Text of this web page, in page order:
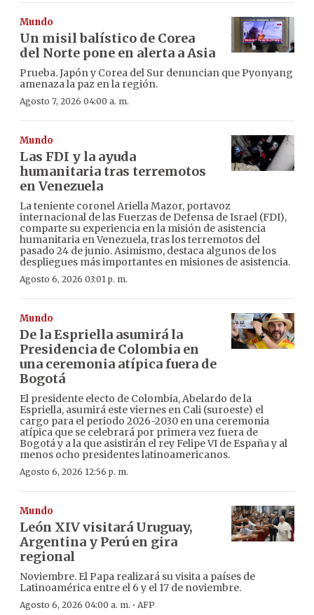
Mundo
Un misil balístico de Corea
del Norte pone en alerta a Asia
Prueba. Japón y Corea del Sur denuncian que Pyonyang
amenaza la paz en la región.
Agosto 7, 2026 04:00 a. m.
Mundo
Las FDI y la ayuda
humanitaria tras terremotos
en Venezuela
La teniente coronel Ariella Mazor, portavoz
internacional de las Fuerzas de Defensa de Israel (FDI),
comparte su experiencia en la misión de asistencia
humanitaria en Venezuela, tras los terremotos del
pasado 24 de junio. Asimismo, destaca algunos de los
despliegues más importantes en misiones de asistencia.
Agosto 6, 2026 03:01 p. m.
Mundo
De la Espriella asumirá la
Presidencia de Colombia en
una ceremonia atípica fuera de
Bogotá
El presidente electo de Colombia, Abelardo de la
Espriella, asumirá este viernes en Cali (suroeste) el
cargo para el periodo 2026-2030 en una ceremonia
atípica que se celebrará por primera vez fuera de
Bogotá y a la que asistirán el rey Felipe VI de España y al
menos ocho presidentes latinoamericanos.
Agosto 6, 2026 12:56 p. m.
Mundo
León XIV visitará Uruguay,
Argentina y Perú en gira
regional
Noviembre. El Papa realizará su visita a países de
Latinoamérica entre el 6 y el 17 de noviembre.
Agosto 6, 2026 04:00 a. m. · AFP